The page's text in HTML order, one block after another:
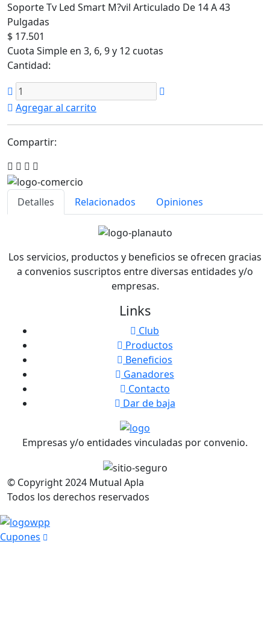
Soporte Tv Led Smart M?vil Articulado De 14 A 43
Pulgadas
$ 17.501
Cuota Simple en 3, 6, 9 y 12 cuotas
Cantidad:
Agregar al carrito
Compartir:
Detalles Relacionados Opiniones
Los servicios, productos y beneficios se ofrecen gracias
a convenios suscriptos entre diversas entidades y/o
empresas.
Links
Club
Productos
Beneficios
Ganadores
Contacto
Dar de baja
Empresas y/o entidades vinculadas por convenio.
© Copyright2024 Mutual Apla
Todos los derechos reservados
Cupones